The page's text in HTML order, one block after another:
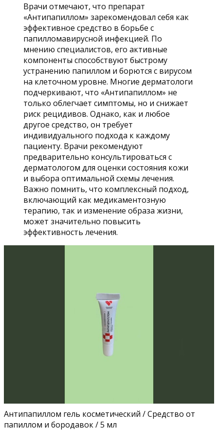
Врачи отмечают, что препарат
«Антипапиллом» зарекомендовал себя как
эффективное средство в борьбе с
папилломавирусной инфекцией. По
мнению специалистов, его активные
компоненты способствуют быстрому
устранению папиллом и борются с вирусом
на клеточном уровне. Многие дерматологи
подчеркивают, что «Антипапиллом» не
только облегчает симптомы, но и снижает
риск рецидивов. Однако, как и любое
другое средство, он требует
индивидуального подхода к каждому
пациенту. Врачи рекомендуют
предварительно консультироваться с
дерматологом для оценки состояния кожи
и выбора оптимальной схемы лечения.
Важно помнить, что комплексный подход,
включающий как медикаментозную
терапию, так и изменение образа жизни,
может значительно повысить
эффективность лечения.
Антипапиллом гель косметический / Средство от
папиллом и бородавок / 5 мл